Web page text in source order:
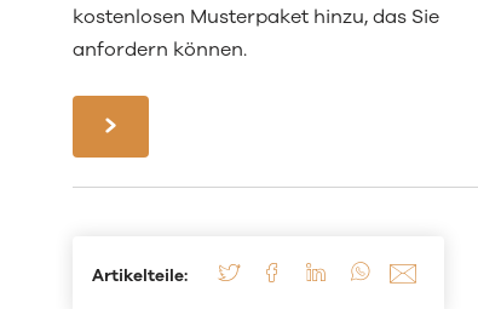
kostenlosen Musterpaket hinzu, das Sie
anfordern können.
Artikelteile: